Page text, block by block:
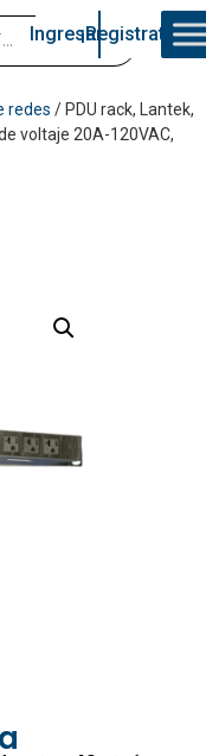
Ingresar¡Registrate!
redes / PDU rack, Lantek,
voltaje 20A-120VAC,